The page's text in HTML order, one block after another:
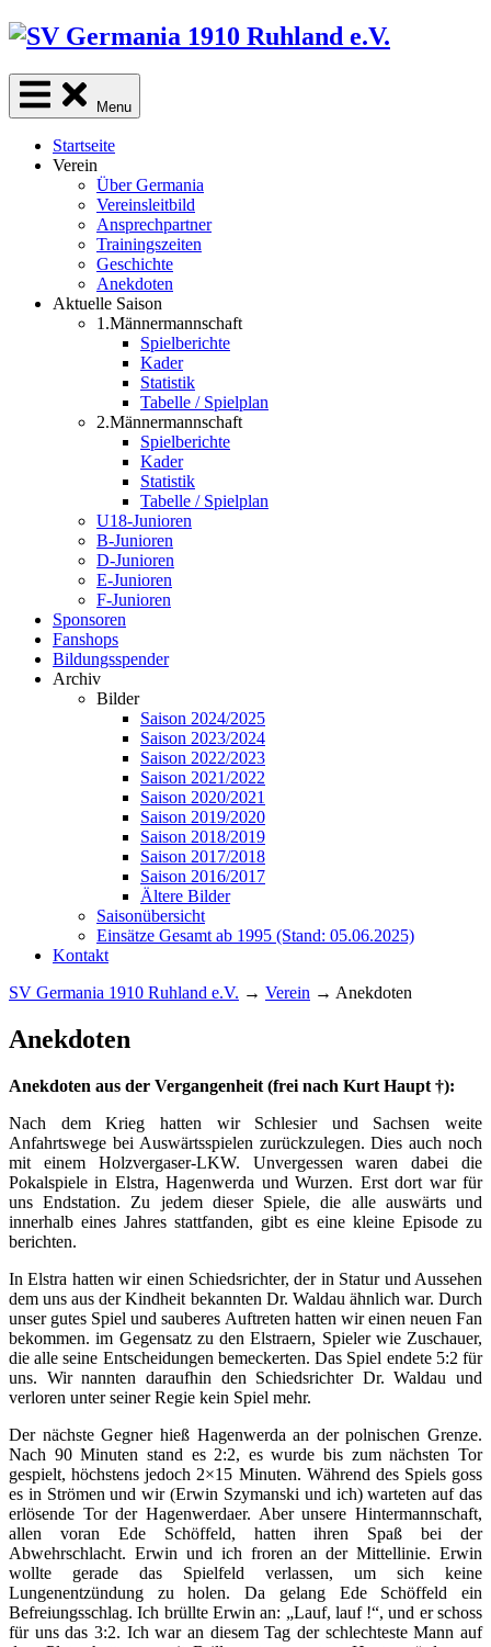
Skip
content
Menu
Startseite
Verein
Über Germania
Vereinsleitbild
Ansprechpartner
Trainingszeiten
Geschichte
Anekdoten
Aktuelle Saison
1.Männermannschaft
Spielberichte
Kader
Statistik
Tabelle / Spielplan
2.Männermannschaft
Spielberichte
Kader
Statistik
Tabelle / Spielplan
U18-Junioren
B-Junioren
D-Junioren
E-Junioren
F-Junioren
Sponsoren
Fanshops
Bildungsspender
Archiv
Bilder
Saison 2024/2025
Saison 2023/2024
Saison 2022/2023
Saison 2021/2022
Saison 2020/2021
Saison 2019/2020
Saison 2018/2019
Saison 2017/2018
Saison 2016/2017
Ältere Bilder
Saisonübersicht
Einsätze Gesamt ab 1995 (Stand: 05.06.2025)
Kontakt
SV Germania 1910 Ruhland e.V. → Verein → Anekdoten
Anekdoten
Anekdoten aus der Vergangenheit (frei nach Kurt Haupt †):
Nach dem Krieg hatten wir Schlesier und Sachsen weite
Anfahrtswege bei Auswärtsspielen zurückzulegen. Dies auch noch
mit einem Holzvergaser-LKW. Unvergessen waren dabei die
Pokalspiele in Elstra, Hagenwerda und Wurzen. Erst dort war für
uns Endstation. Zu jedem dieser Spiele, die alle auswärts und
innerhalb eines Jahres stattfanden, gibt es eine kleine Episode zu
berichten.
In Elstra hatten wir einen Schiedsrichter, der in Statur und Aussehen
dem uns aus der Kindheit bekannten Dr. Waldau ähnlich war. Durch
unser gutes Spiel und sauberes Auftreten hatten wir einen neuen Fan
bekommen. im Gegensatz zu den Elstraern, Spieler wie Zuschauer,
die alle seine Entscheidungen bemeckerten. Das Spiel endete 5:2 für
uns. Wir nannten daraufhin den Schiedsrichter Dr. Waldau und
verloren unter seiner Regie kein Spiel mehr.
Der nächste Gegner hieß Hagenwerda an der polnischen Grenze.
Nach 90 Minuten stand es 2:2, es wurde bis zum nächsten Tor
gespielt, höchstens jedoch 2×15 Minuten. Während des Spiels goss
es in Strömen und wir (Erwin Szymanski und ich) warteten auf das
erlösende Tor der Hagenwerdaer. Aber unsere Hintermannschaft,
allen voran Ede Schöffeld, hatten ihren Spaß bei der
Abwehrschlacht. Erwin und ich froren an der Mittellinie. Erwin
wollte gerade das Spielfeld verlassen, um sich keine
Lungenentzündung zu holen. Da gelang Ede Schöffeld ein
Befreiungsschlag. Ich brüllte Erwin an: „Lauf, lauf !“, und er schoss
für uns das 3:2. Ich war an diesem Tag der schlechteste Mann auf